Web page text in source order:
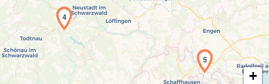
Laden der Karte...
4
5
+